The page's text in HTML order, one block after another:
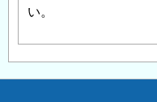
い。